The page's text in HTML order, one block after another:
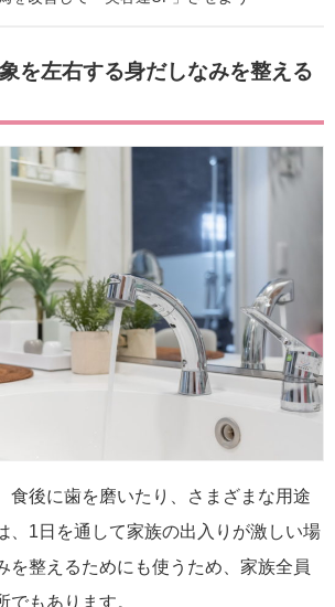
を左右する身だしなみを整える
食後に歯を磨いたり、さまざまな用途
、1日を通して家族の出入りが激しい場
を整えるためにも使うため、家族全員
でもあります。